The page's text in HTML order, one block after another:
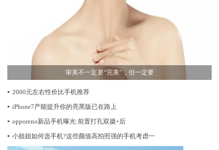
审美不一定要“完美”，但一定要
▪ 2000元左右性价比手机推荐
▪ iPhone7产能提升你的亮黑版已在路上
▪ opporeno新品手机曝光:前置打孔双摄+后
▪ 小姐姐如何选手机?这些颜值高拍照强的手机考虑一